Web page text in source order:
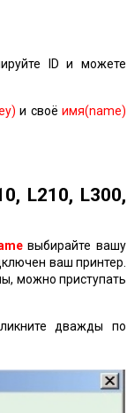
ID и можете
и своё имя(name)
L210, L300,
выбирайте вашу
ваш принтер.
можно приступать
дважды по